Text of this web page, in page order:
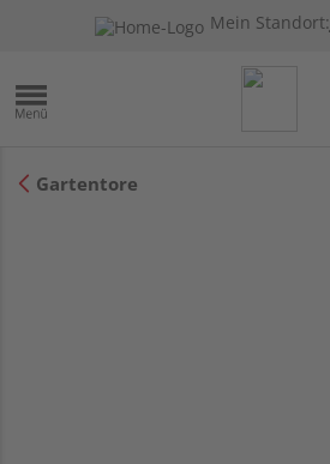
Mein Standort:
Gartentore